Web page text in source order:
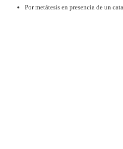
Por metátesis en presencia de un